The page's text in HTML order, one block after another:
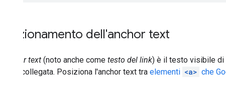
Posizionamento dell'anchor text
anchor text (noto anche come testo del link) è il testo visibile di
pagina collegata. Posiziona l'anchor text tra elementi <a> che